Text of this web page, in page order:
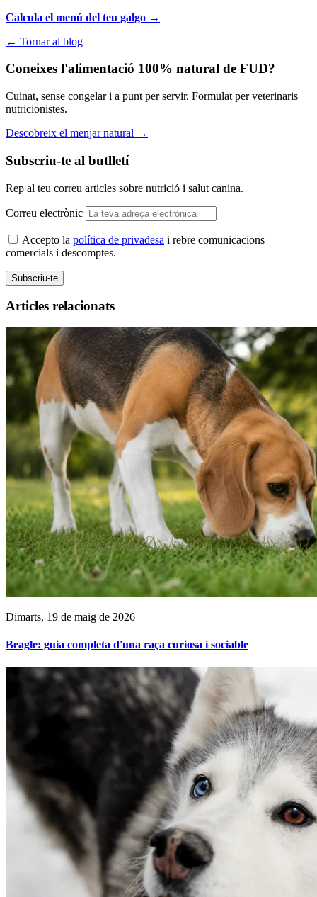
Calcula el menú del teu galgo →
← Tornar al blog
Coneixes l'alimentació 100% natural de FUD?
Cuinat, sense congelar i a punt per servir. Formulat per veterinaris
nutricionistes.
Descobreix el menjar natural →
Subscriu-te al butlletí
Rep al teu correu articles sobre nutrició i salut canina.
Correu electrònic
Accepto la política de privadesa i rebre comunicacions
comercials i descomptes.
Subscriu-te
Articles relacionats
Dimarts, 19 de maig de 2026
Beagle: guia completa d'una raça curiosa i sociable